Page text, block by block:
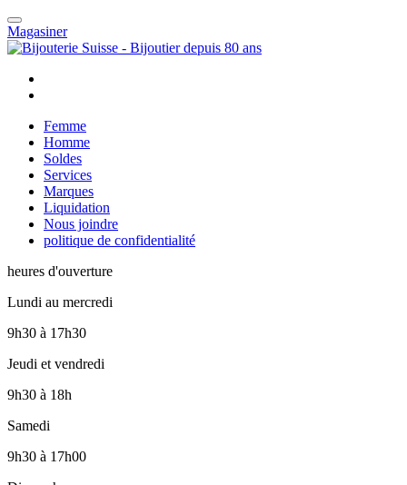
Magasiner
Femme
Homme
Soldes
Services
Marques
Liquidation
Nous joindre
politique de confidentialité
heures d'ouverture
Lundi au mercredi
9h30 à 17h30
Jeudi et vendredi
9h30 à 18h
Samedi
9h30 à 17h00